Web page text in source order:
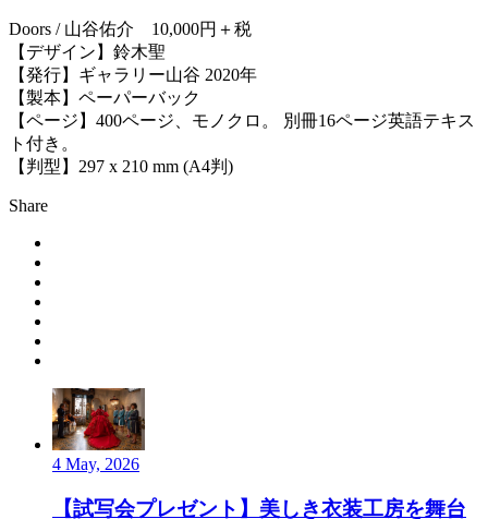
Doors / 山谷佑介 10,000円＋税
【デザイン】鈴木聖
【発行】ギャラリー山谷 2020年
【製本】ペーパーバック
【ページ】400ページ、モノクロ。 別冊16ページ英語テキス
ト付き。
【判型】297 x 210 mm (A4判)
Share
4 May, 2026
【試写会プレゼント】美しき衣装工房を舞台